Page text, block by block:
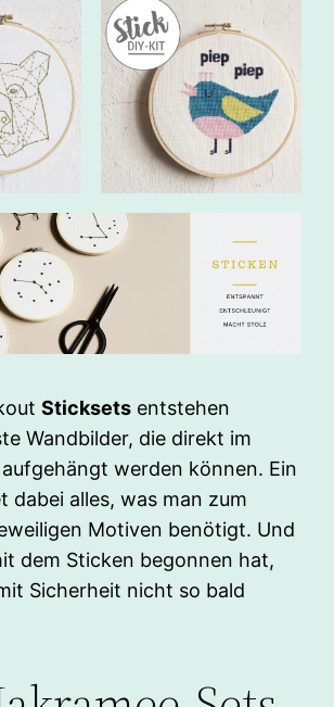
Sticksets entstehen
Wandbilder, die direkt im
werden können. Ein
dabei alles, was man zum
Motiven benötigt. Und
dem Sticken begonnen hat,
Sicherheit nicht so bald